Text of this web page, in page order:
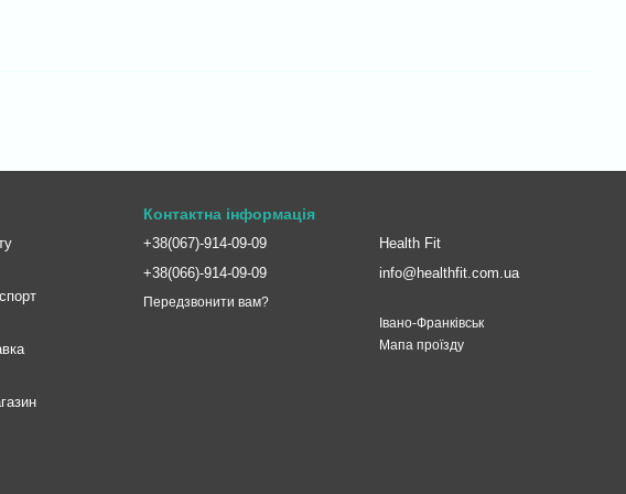
Контактна інформація
+38(067)-914-09-09
+38(066)-914-09-09
Передзвонити вам?
Health Fit
info@healthfit.com.ua
Івано-Франківськ
Мапа проїзду